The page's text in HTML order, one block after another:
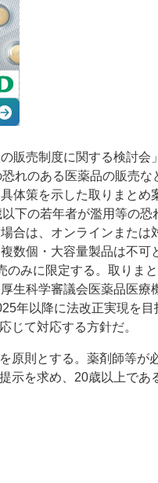
販売制度に関する検討会」
れのある医薬品の販売な
体策を示した取りまとめ
下の若年者が濫用等の恐
合は、オンラインまたは
数個・大容量製品は不可
のみに限定する。取りまと
生科学審議会医薬品医療
年以降に法改正実現を目
じて対応する方針だ。
原則とする。薬剤師等が
示を求め、20歳以上であ